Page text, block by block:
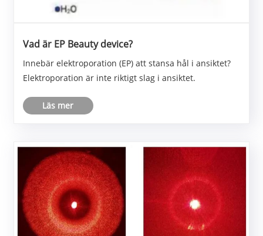
Vad är EP Beauty device?
Innebär elektroporation (EP) att stansa hål i ansiktet?
Elektroporation är inte riktigt slag i ansiktet.
Läs mer